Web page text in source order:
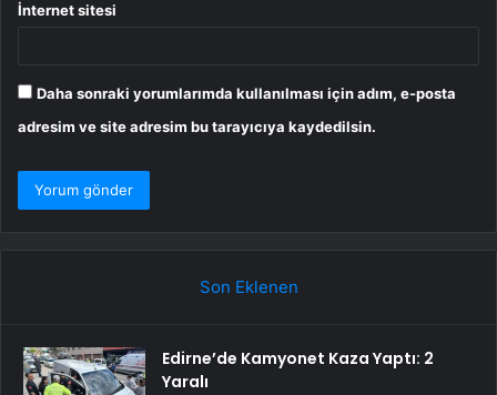
İnternet sitesi
Daha sonraki yorumlarımda kullanılması için adım, e-posta
adresim ve site adresim bu tarayıcıya kaydedilsin.
Son Eklenen
Edirne’de Kamyonet Kaza Yaptı: 2
Yaralı